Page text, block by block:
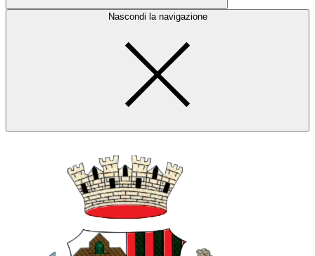
Nascondi la navigazione